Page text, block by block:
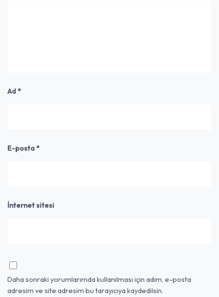
Ad*
E-posta*
İnternet sitesi
Daha sonraki yorumlarımda kullanılması için adım, e-posta
adresim ve site adresim bu tarayıcıya kaydedilsin.